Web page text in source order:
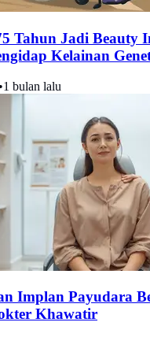
Tahun Jadi Beauty
Kelainan
•1 bulan lalu
Implan Payudara
Khawatir